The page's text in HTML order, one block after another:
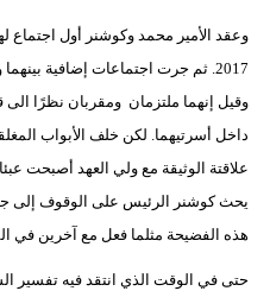
وعقد الأمير محمد وكوشنر أول اجتماع
2017. ثم جرت اجتماعات إضافية
وقيل إنهما ملتزمان ومقربان نظرًا الى
داخل أسرتيهما. لكن خلف الأبواب
علاقتة الوثيقة مع ولي العهد أصبحت
يحث كوشنر الرئيس على الوقوف إلى
هذه الفضيحة مثلما فعل مع آخرين في
حتى في الوقت الذي انتقد فيه تفسير